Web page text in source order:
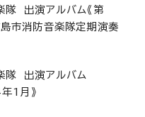
隊 出演アルバム《第
市消防音楽隊定期演奏
隊 出演アルバム
1月》